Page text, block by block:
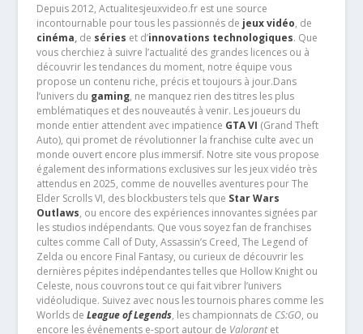
Depuis 2012, Actualitesjeuxvideo.fr est une source
incontournable pour tous les passionnés de jeux vidéo, de
cinéma,de séries et d’innovations technologiques. Que
vous cherchiez à suivre l’actualité des grandes licences ou à
découvrir les tendances du moment, notre équipe vous
propose un contenu riche, précis et toujours à jour.Dans
l’univers du gaming, ne manquez rien des titres les plus
emblématiques et des nouveautés à venir. Les joueurs du
monde entier attendent avec impatience GTA VI (Grand Theft
Auto), qui promet de révolutionner la franchise culte avec un
monde ouvert encore plus immersif. Notre site vous propose
également des informations exclusives sur les jeux vidéo très
attendus en 2025, comme de nouvelles aventures pour The
Elder Scrolls VI, des blockbusters tels que Star Wars
Outlaws, ou encore des expériences innovantes signées par
les studios indépendants. Que vous soyez fan de franchises
cultes comme Call of Duty, Assassin’s Creed, The Legend of
Zelda ou encore Final Fantasy, ou curieux de découvrir les
dernières pépites indépendantes telles que Hollow Knight ou
Celeste, nous couvrons tout ce qui fait vibrer l’univers
vidéoludique. Suivez avec nous les tournois phares comme les
Worlds de League of Legends, les championnats de CS:GO, ou
encore les événements e-sport autour de Valorantet